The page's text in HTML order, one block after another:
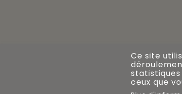
Ce site
ceux que